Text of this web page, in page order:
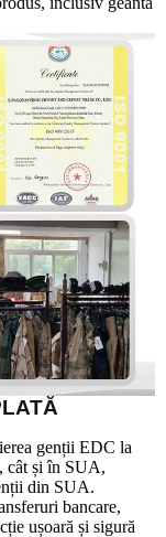
genții EDC la
cât și în SUA,
din SUA.
bancare,
ușoară și sigură